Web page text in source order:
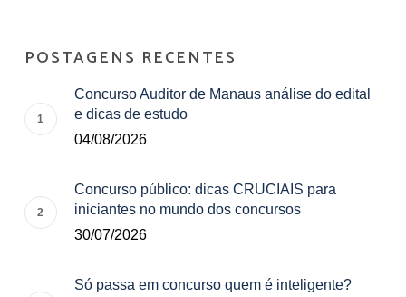
POSTAGENS RECENTES
Concurso Auditor de Manaus análise do edital
e dicas de estudo
04/08/2026
Concurso público: dicas CRUCIAIS para
iniciantes no mundo dos concursos
30/07/2026
Só passa em concurso quem é inteligente?